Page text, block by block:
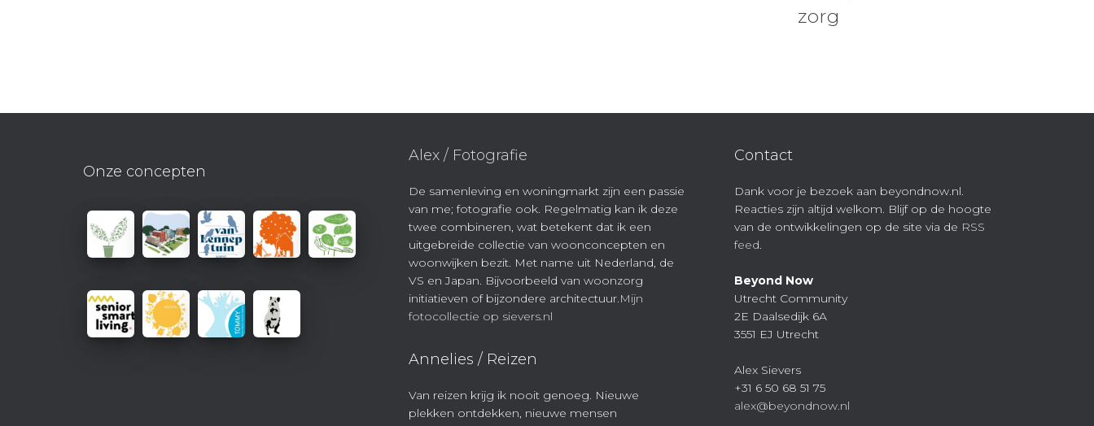
zorg
Onze concepten
Alex / Fotografie
De samenleving en woningmarkt zijn een passie
van me; fotografie ook. Regelmatig kan ik deze
twee combineren, wat betekent dat ik een
uitgebreide collectie van woonconcepten en
woonwijken bezit. Met name uit Nederland, de
VS en Japan. Bijvoorbeeld van woonzorg
initiatieven of bijzondere architectuur.Mijn
fotocollectie op sievers.nl
Annelies / Reizen
Van reizen krijg ik nooit genoeg. Nieuwe
plekken ontdekken, nieuwe mensen
Contact
Dank voor je bezoek aan beyondnow.nl.
Reacties zijn altijd welkom. Blijf op de hoogte
van de ontwikkelingen op de site via de RSS
feed.
Beyond Now
Utrecht Community
2E Daalsedijk 6A
3551 EJ Utrecht
Alex Sievers
+31 6 50 68 51 75
alex@beyondnow.nl